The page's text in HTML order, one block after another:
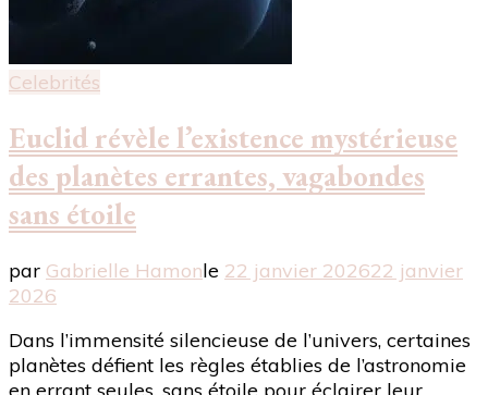
Celebrités
Euclid révèle l’existence mystérieuse
des planètes errantes, vagabondes
sans étoile
par Gabrielle Hamonle 22 janvier 202622 janvier
2026
Dans l’immensité silencieuse de l’univers, certaines
planètes défient les règles établies de l’astronomie
en errant seules, sans étoile pour éclairer leur